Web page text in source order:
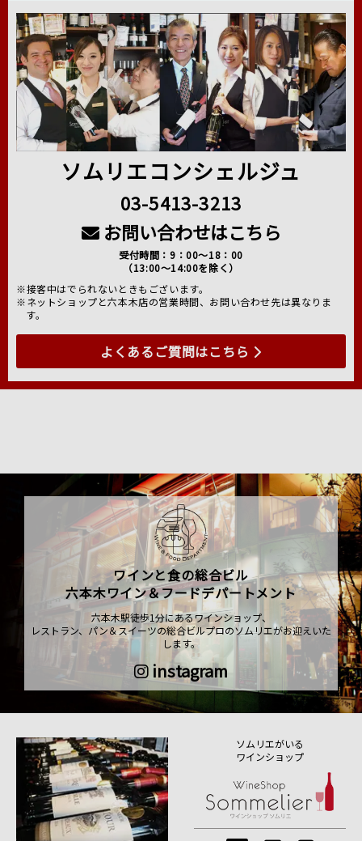
ソムリエコンシェルジュ
03-5413-3213
お問い合わせはこちら
受付時間：9：00～18：00
（13:00～14:00を除く）
※接客中はでられないときもございます。
※ネットショップと六本木店の営業時間、お問い合わせ先は異なりま
す。
よくあるご質問はこちら
ワインと食の総合ビル
六本木ワイン＆フードデパートメント
六本木駅徒歩1分にあるワインショップ、
レストラン、パン＆スイーツの総合ビルプロのソムリエがお迎えいた
します。
instagram
ソムリエがいる
ワインショップ